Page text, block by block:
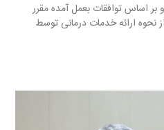
بر اساس توافقات بعمل آمده مقرر
نحوه ارائه خدمات درمانی توسط